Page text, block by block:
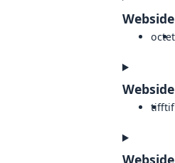
octet
Webside
tifftif